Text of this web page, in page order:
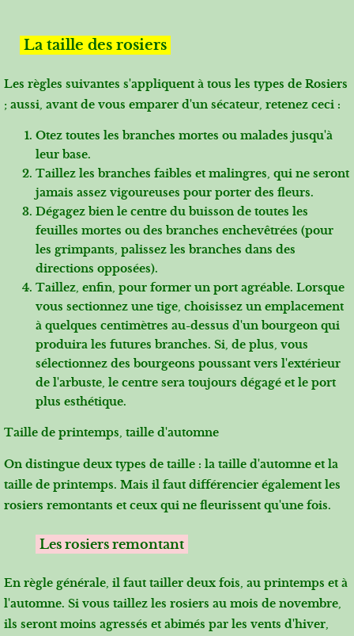
La taille des rosiers
Les règles suivantes s'appliquent à tous les types de Rosiers
; aussi, avant de vous emparer d'un sécateur, retenez ceci :
Otez toutes les branches mortes ou malades jusqu'à
leur base.
Taillez les branches faibles et malingres, qui ne seront
jamais assez vigoureuses pour porter des fleurs.
Dégagez bien le centre du buisson de toutes les
feuilles mortes ou des branches enchevêtrées (pour
les grimpants, palissez les branches dans des
directions opposées).
Taillez, enfin, pour former un port agréable. Lorsque
vous sectionnez une tige, choisissez un emplacement
à quelques centimètres au-dessus d'un bourgeon qui
produira les futures branches. Si, de plus, vous
sélectionnez des bourgeons poussant vers l'extérieur
de l'arbuste, le centre sera toujours dégagé et le port
plus esthétique.
Taille de printemps, taille d'automne
On distingue deux types de taille : la taille d'automne et la
taille de printemps. Mais il faut différencier également les
rosiers remontants et ceux qui ne fleurissent qu'une fois.
Les rosiers remontant
En règle générale, il faut tailler deux fois, au printemps et à
l'automne. Si vous taillez les rosiers au mois de novembre,
ils seront moins agressés et abimés par les vents d'hiver,